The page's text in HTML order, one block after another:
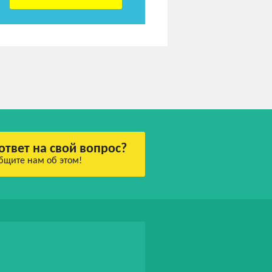
на свой вопрос?
нам об этом!